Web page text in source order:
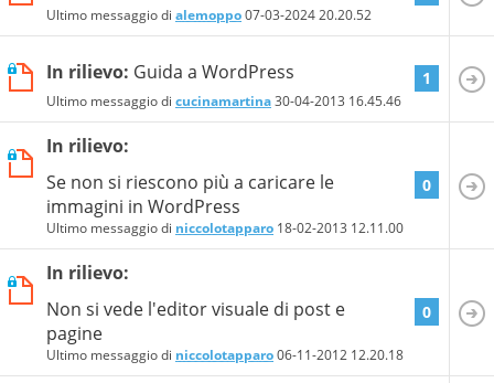
Ultimo messaggio di alemoppo07-03-202420.20.52
In rilievo: Guida a WordPress
Ultimo messaggio di cucinamartina30-04-2013 16.45.46
1
In rilievo:
Se non si riescono più a caricare le
immagini in WordPress
Ultimo messaggio di niccolotapparo 18-02-2013 12.11.00
0
In rilievo:
Non si vede l'editor visuale di post e
pagine
Ultimo messaggio di niccolotapparo06-11-2012 12.20.18
0